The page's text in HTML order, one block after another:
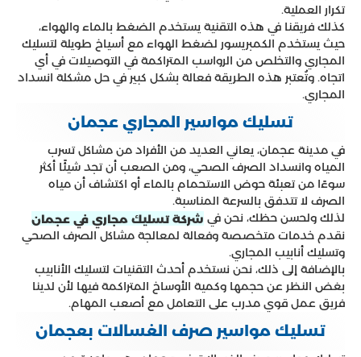
تكرار العملية.
كذلك فريقنا في هذه التقنية يستخدم الضغط بالماء والهواء،
حيث يستخدم الكمبريسور لضغط الهواء مع أسياخ طويلة لتسليك
المجاري والتخلص من الرواسب المتراكمة في التوصيلات في أي
اتجاه. وتُعتبر هذه الطريقة فعالة بشكل كبير في حل مشكلة انسداد
المجاري.
تسليك مواسير المجاري عجمان
في مدينة عجمان، يعاني العديد من الأفراد من مشاكل تسرب
المياه وانسداد الصرف الصحي، ومن الصعب أن تجد شيئًا أكثر
سوءًا من تعبئة حوض الاستحمام بالماء أو اكتشاف أن مياه
الصرف لا تتدفق بالسرعة المناسبة.
لذلك ولحسن حظك، نحن في شركة تسليك مجاري في عجمان
نقدم خدمات متخصصة وفعالة لمعالجة مشاكل الصرف الصحي
وتسليك أنابيب المجاري.
بالإضافة إلى ذلك، نحن نستخدم أحدث التقنيات لتسليك الأنابيب
بغض النظر عن حجمها وكمية الأوساخ المتراكمة فيها لأن لدينا
فريق عمل قوي مدرب على التعامل مع أصعب المهام.
تسليك مواسير صرف الغسالات بعجمان